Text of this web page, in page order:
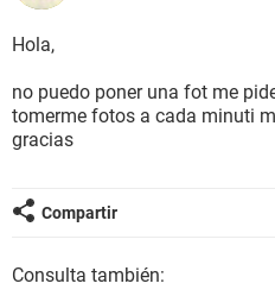
Hola,
no puedo poner una fot me
tomerme fotos a cada minuti
gracias
Compartir
Consulta también: